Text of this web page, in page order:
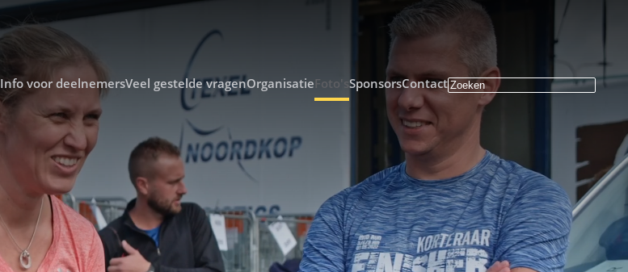
Info voor deelnemersVeel gestelde vragenOrganisatieFoto'sSponsorsContact